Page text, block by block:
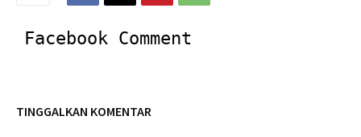
Facebook Comment
TINGGALKAN KOMENTAR